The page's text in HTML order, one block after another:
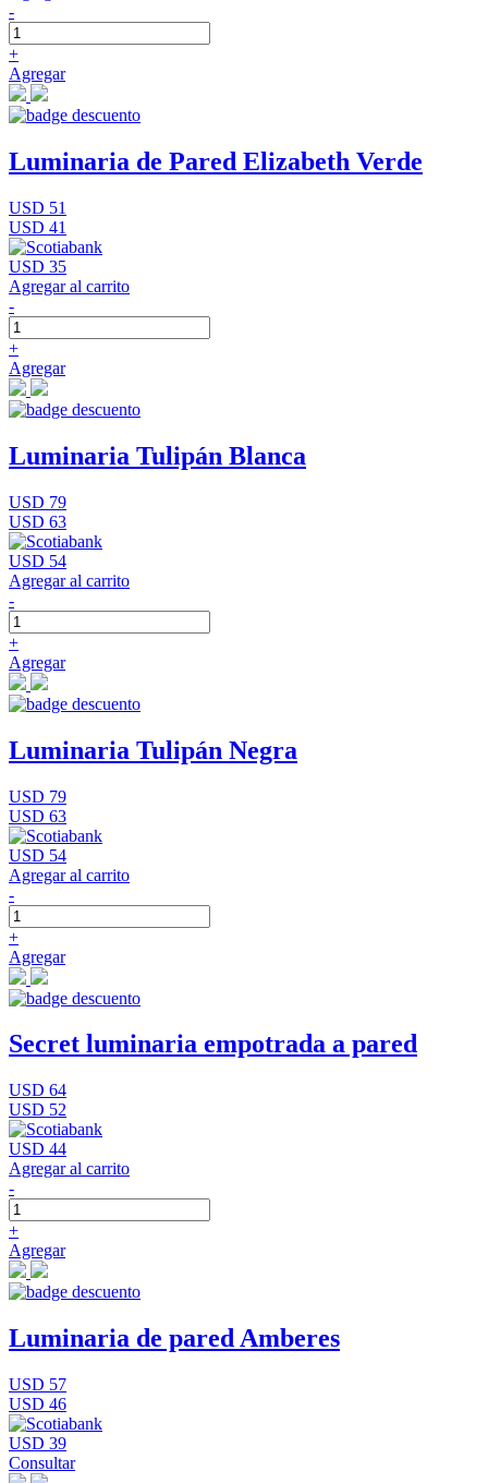
-
+
Agregar
Luminaria de Pared Elizabeth Verde
USD 51
USD 41
USD 35
Agregar al carrito
-
+
Agregar
Luminaria Tulipán Blanca
USD 79
USD 63
USD 54
Agregar al carrito
-
+
Agregar
Luminaria Tulipán Negra
USD 79
USD 63
USD 54
Agregar al carrito
-
+
Agregar
Secret luminaria empotrada a pared
USD 64
USD 52
USD 44
Agregar al carrito
-
+
Agregar
Luminaria de pared Amberes
USD 57
USD 46
USD 39
Consultar